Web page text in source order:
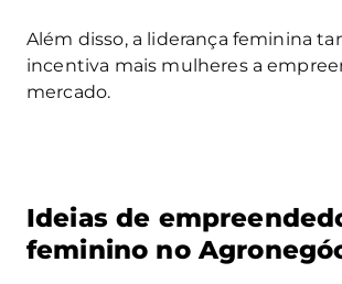
Além disso, a liderança feminina
incentiva mais mulheres a
mercado.
Ideias de
feminino no